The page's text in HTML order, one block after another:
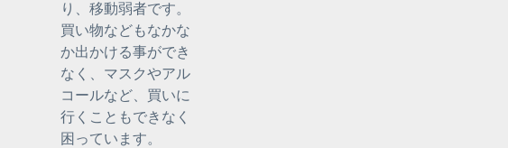
り、移動弱者です。
買い物などもなかな
か出かける事ができ
なく、マスクやアル
コールなど、買いに
行くこともできなく
困っています。